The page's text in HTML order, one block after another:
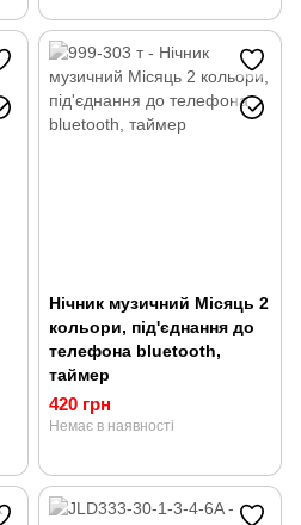
Нічник музичний Місяць 2
кольори, під'єднання до
телефона bluetooth,
таймер
420 грн
Немає в наявності